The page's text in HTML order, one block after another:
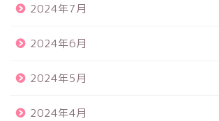
2024年7月
2024年6月
2024年5月
2024年4月